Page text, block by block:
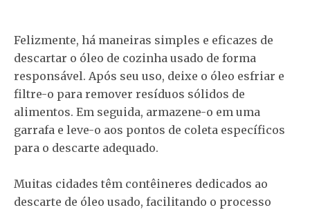
Felizmente, há maneiras simples e eficazes de
descartar o óleo de cozinha usado de forma
responsável. Após seu uso, deixe o óleo esfriar e
filtre-o para remover resíduos sólidos de
alimentos. Em seguida, armazene-o em uma
garrafa e leve-o aos pontos de coleta específicos
para o descarte adequado.
Muitas cidades têm contêineres dedicados ao
descarte de óleo usado, facilitando o processo